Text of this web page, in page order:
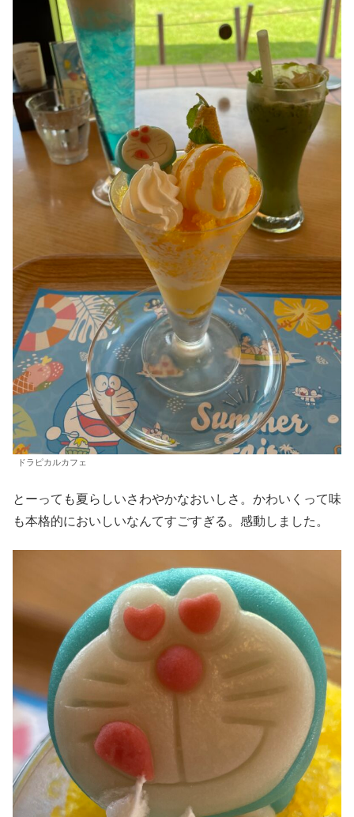
ドラピカルカフェ
とーっても夏らしいさわやかなおいしさ。かわいくって味
も本格的においしいなんてすごすぎる。感動しました。